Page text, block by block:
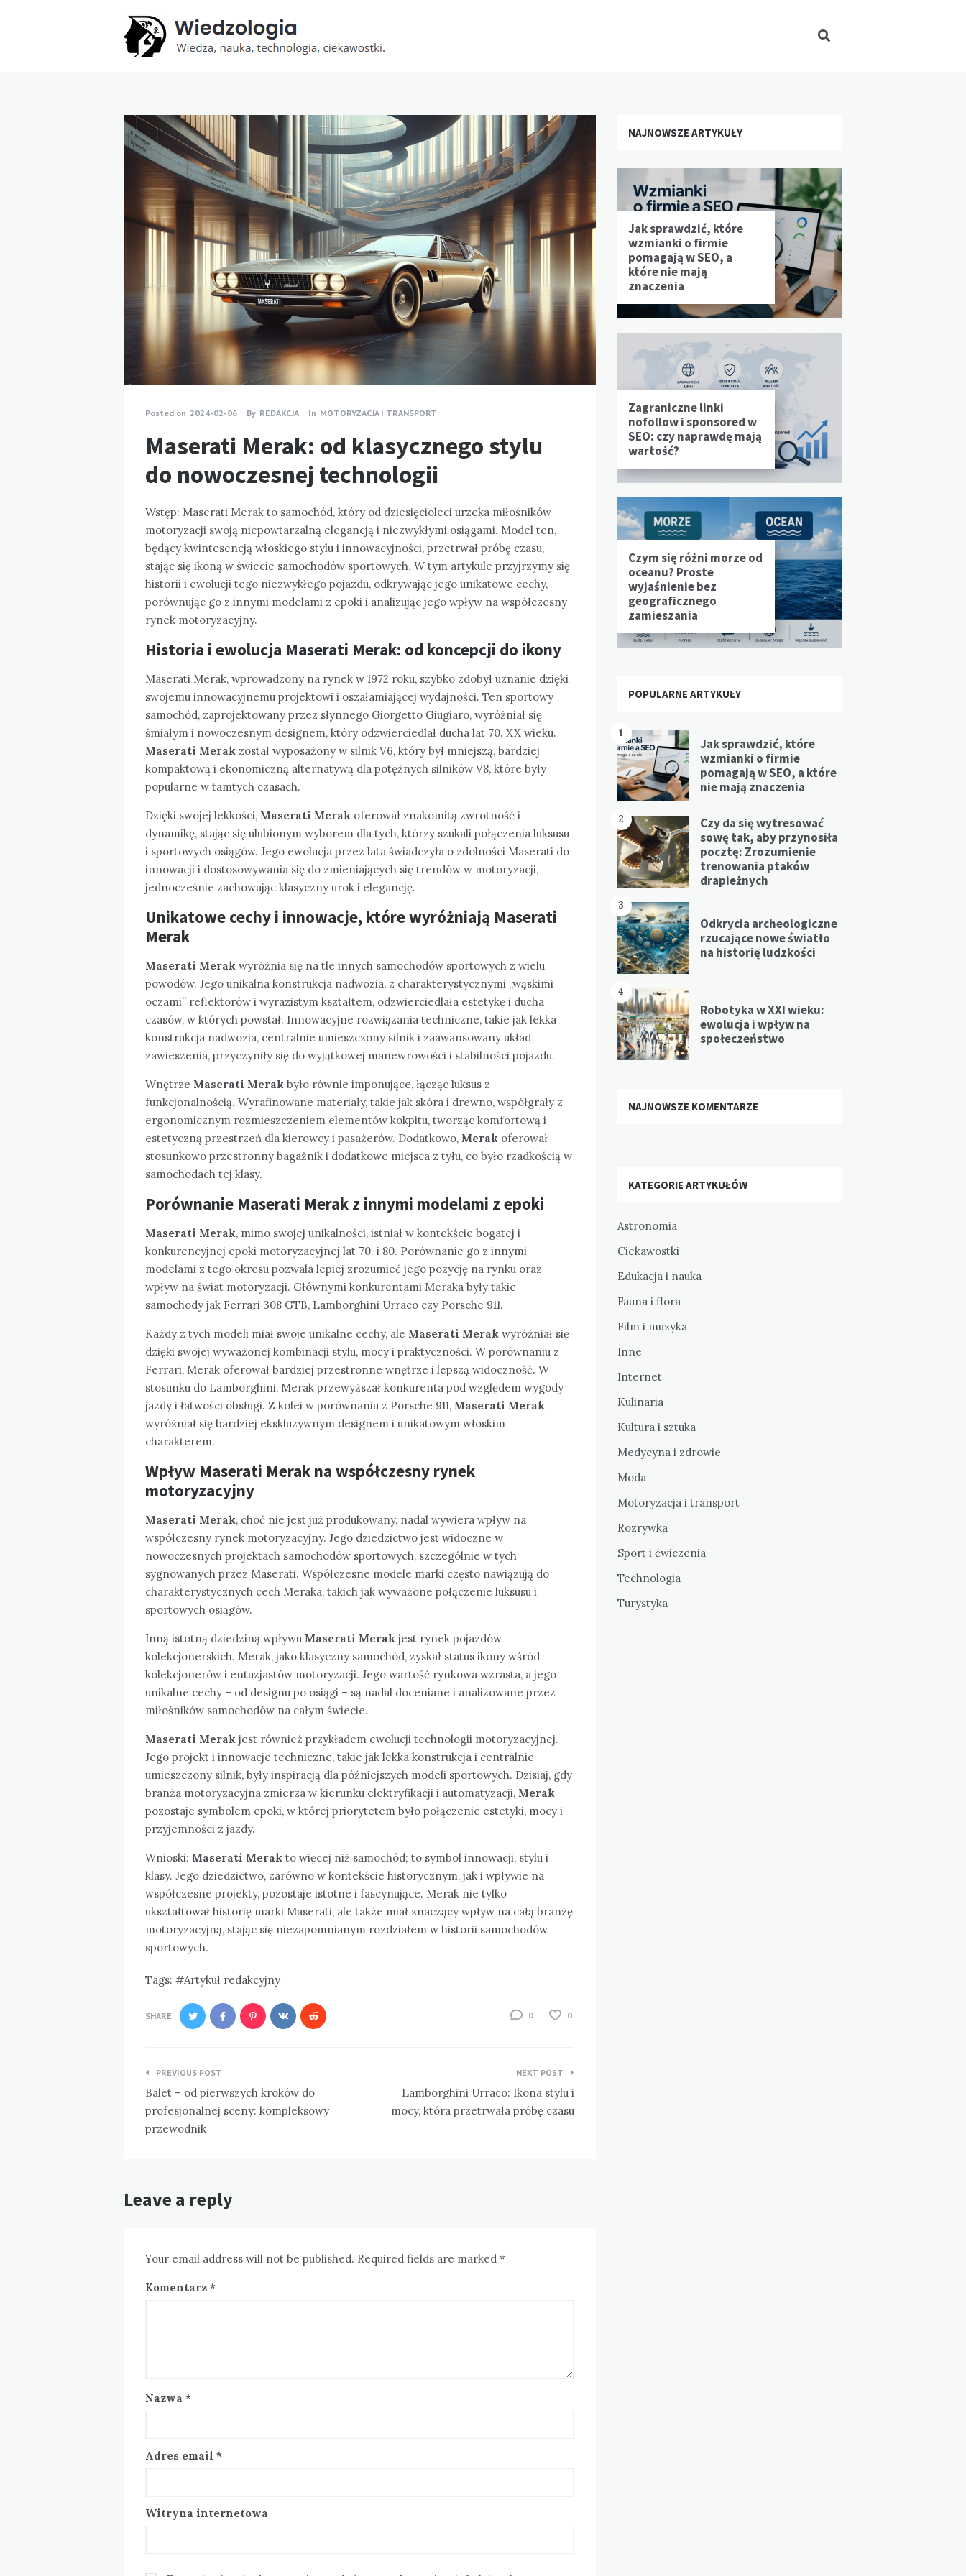
Posted on 2024-02-06 By REDAKCJA In MOTORYZACJA I TRANSPORT
Maserati Merak: od klasycznego stylu
do nowoczesnej technologii
Wstęp: Maserati Merak to samochód, który od dziesięcioleci urzeka miłośników
motoryzacji swoją niepowtarzalną elegancją i niezwykłymi osiągami. Model ten,
będący kwintesencją włoskiego stylu i innowacyjności, przetrwał próbę czasu,
stając się ikoną w świecie samochodów sportowych. W tym artykule przyjrzymy się
historii i ewolucji tego niezwykłego pojazdu, odkrywając jego unikatowe cechy,
porównując go z innymi modelami z epoki i analizując jego wpływ na współczesny
rynek motoryzacyjny.
Historia i ewolucja Maserati Merak: od koncepcji do ikony
Maserati Merak, wprowadzony na rynek w 1972 roku, szybko zdobył uznanie dzięki
swojemu innowacyjnemu projektowi i oszałamiającej wydajności. Ten sportowy
samochód, zaprojektowany przez słynnego Giorgetto Giugiaro, wyróżniał się
śmiałym i nowoczesnym designem, który odzwierciedlał ducha lat 70. XX wieku.
Maserati Merak został wyposażony w silnik V6, który był mniejszą, bardziej
kompaktową i ekonomiczną alternatywą dla potężnych silników V8, które były
popularne w tamtych czasach.
Dzięki swojej lekkości, Maserati Merak oferował znakomitą zwrotność i
dynamikę, stając się ulubionym wyborem dla tych, którzy szukali połączenia luksusu
i sportowych osiągów. Jego ewolucja przez lata świadczyła o zdolności Maserati do
innowacji i dostosowywania się do zmieniających się trendów w motoryzacji,
jednocześnie zachowując klasyczny urok i elegancję.
Unikatowe cechy i innowacje, które wyróżniają Maserati
Merak
Maserati Merak wyróżnia się na tle innych samochodów sportowych z wielu
powodów. Jego unikalna konstrukcja nadwozia, z charakterystycznymi „wąskimi
oczami” reflektorów i wyrazistym kształtem, odzwierciedlała estetykę i ducha
czasów, w których powstał. Innowacyjne rozwiązania techniczne, takie jak lekka
konstrukcja nadwozia, centralnie umieszczony silnik i zaawansowany układ
zawieszenia, przyczyniły się do wyjątkowej manewrowości i stabilności pojazdu.
Wnętrze Maserati Merak było równie imponujące, łącząc luksus z
funkcjonalnością. Wyrafinowane materiały, takie jak skóra i drewno, współgrały z
ergonomicznym rozmieszczeniem elementów kokpitu, tworząc komfortową i
estetyczną przestrzeń dla kierowcy i pasażerów. Dodatkowo, Merak oferował
stosunkowo przestronny bagażnik i dodatkowe miejsca z tyłu, co było rzadkością w
samochodach tej klasy.
Porównanie Maserati Merak z innymi modelami z epoki
Maserati Merak, mimo swojej unikalności, istniał w kontekście bogatej i
konkurencyjnej epoki motoryzacyjnej lat 70. i 80. Porównanie go z innymi
modelami z tego okresu pozwala lepiej zrozumieć jego pozycję na rynku oraz
wpływ na świat motoryzacji. Głównymi konkurentami Meraka były takie
samochody jak Ferrari 308 GTB, Lamborghini Urraco czy Porsche 911.
Każdy z tych modeli miał swoje unikalne cechy, ale Maserati Merak wyróżniał się
dzięki swojej wyważonej kombinacji stylu, mocy i praktyczności. W porównaniu z
Ferrari, Merak oferował bardziej przestronne wnętrze i lepszą widoczność. W
stosunku do Lamborghini, Merak przewyższał konkurenta pod względem wygody
jazdy i łatwości obsługi. Z kolei w porównaniu z Porsche 911, Maserati Merak
wyróżniał się bardziej ekskluzywnym designem i unikatowym włoskim
charakterem.
Wpływ Maserati Merak na współczesny rynek
motoryzacyjny
Maserati Merak, choć nie jest już produkowany, nadal wywiera wpływ na
współczesny rynek motoryzacyjny. Jego dziedzictwo jest widoczne w
nowoczesnych projektach samochodów sportowych, szczególnie w tych
sygnowanych przez Maserati. Współczesne modele marki często nawiązują do
charakterystycznych cech Meraka, takich jak wyważone połączenie luksusu i
sportowych osiągów.
Inną istotną dziedziną wpływu Maserati Merak jest rynek pojazdów
kolekcjonerskich. Merak, jako klasyczny samochód, zyskał status ikony wśród
kolekcjonerów i entuzjastów motoryzacji. Jego wartość rynkowa wzrasta, a jego
unikalne cechy – od designu po osiągi – są nadal doceniane i analizowane przez
miłośników samochodów na całym świecie.
Maserati Merak jest również przykładem ewolucji technologii motoryzacyjnej.
Jego projekt i innowacje techniczne, takie jak lekka konstrukcja i centralnie
umieszczony silnik, były inspiracją dla późniejszych modeli sportowych. Dzisiaj, gdy
branża motoryzacyjna zmierza w kierunku elektryfikacji i automatyzacji, Merak
pozostaje symbolem epoki, w której priorytetem było połączenie estetyki, mocy i
przyjemności z jazdy.
Wnioski: Maserati Merak to więcej niż samochód; to symbol innowacji, stylu i
klasy. Jego dziedzictwo, zarówno w kontekście historycznym, jak i wpływie na
współczesne projekty, pozostaje istotne i fascynujące. Merak nie tylko
ukształtował historię marki Maserati, ale także miał znaczący wpływ na całą branżę
motoryzacyjną, stając się niezapomnianym rozdziałem w historii samochodów
sportowych.
Tags: Artykuł redakcyjny
SHARE 0 0
Nawigacja
wpisu
PREVIOUS POST
Balet – od pierwszych kroków do
profesjonalnej sceny: kompleksowy
przewodnik
NEXT POST
Lamborghini Urraco: Ikona stylu i
mocy, która przetrwała próbę czasu
Leave a reply
Your email address will not be published. Required fields are marked *
Komentarz *
Nazwa *
Adres email *
Witryna internetowa
NAJNOWSZE ARTYKUŁY
Jak sprawdzić, które
wzmianki o firmie
pomagają w SEO, a
które nie mają
znaczenia
Zagraniczne linki
nofollow i sponsored w
SEO: czy naprawdę mają
wartość?
Czym się różni morze od
oceanu? Proste
wyjaśnienie bez
geograficznego
zamieszania
POPULARNE ARTYKUŁY
1
Jak sprawdzić, które
wzmianki o firmie
pomagają w SEO, a które
nie mają znaczenia
2
Czy da się wytresować
sowę tak, aby przynosiła
pocztę: Zrozumienie
trenowania ptaków
drapieżnych
3
Odkrycia archeologiczne
rzucające nowe światło
na historię ludzkości
4
Robotyka w XXI wieku:
ewolucja i wpływ na
społeczeństwo
NAJNOWSZE KOMENTARZE
KATEGORIE ARTYKUŁÓW
Astronomia
Ciekawostki
Edukacja i nauka
Fauna i flora
Film i muzyka
Inne
Internet
Kulinaria
Kultura i sztuka
Medycyna i zdrowie
Moda
Motoryzacja i transport
Rozrywka
Sport i ćwiczenia
Technologia
Turystyka